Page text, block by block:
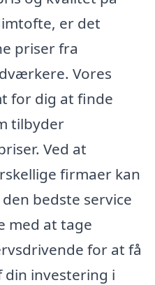
er det
priser fra
Vores
for dig at finde
tilbyder
Ved at
firmaer kan
bedste service
med at tage
for at få
investering i